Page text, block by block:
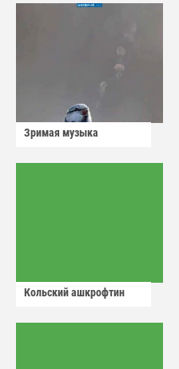
Зримая музыка
Кольский ашкрофтин